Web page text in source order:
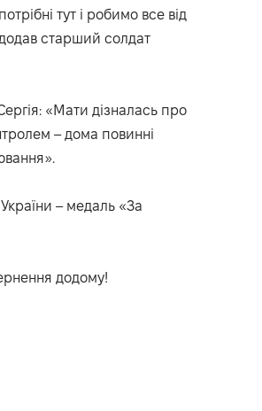
тут і робимо все від
старший солдат
«Мати дізналась про
– дома повинні
– медаль «За
додому!